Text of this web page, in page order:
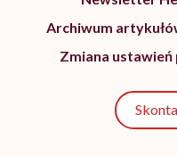
Archiwum
Zmiana